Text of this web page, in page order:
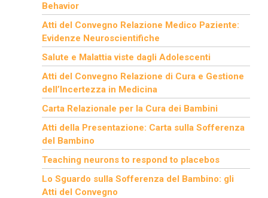
Behavior
Atti del Convegno Relazione Medico Paziente:
Evidenze Neuroscientifiche
Salute e Malattia viste dagli Adolescenti
Atti del Convegno Relazione di Cura e Gestione
dell’Incertezza in Medicina
Carta Relazionale per la Cura dei Bambini
Atti della Presentazione: Carta sulla Sofferenza
del Bambino
Teaching neurons to respond to placebos
Lo Sguardo sulla Sofferenza del Bambino: gli
Atti del Convegno